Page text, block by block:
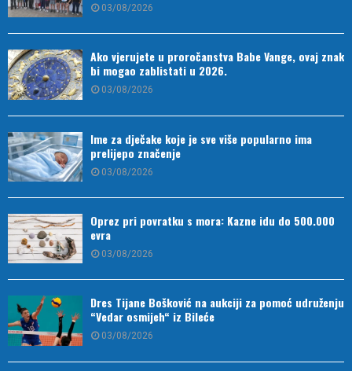
03/08/2026
Ako vjerujete u proročanstva Babe Vange, ovaj znak
bi mogao zablistati u 2026.
03/08/2026
Ime za dječake koje je sve više popularno ima
prelijepo značenje
03/08/2026
Oprez pri povratku s mora: Kazne idu do 500.000
evra
03/08/2026
Dres Tijane Bošković na aukciji za pomoć udruženju
“Vedar osmijeh“ iz Bileće
03/08/2026